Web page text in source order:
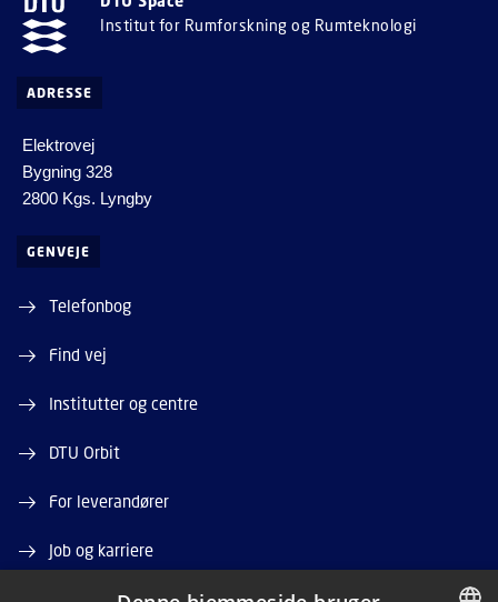
Institut for Rumforskning og Rumteknologi
ADRESSE
Elektrovej
Bygning 328
2800 Kgs. Lyngby
GENVEJE
Telefonbog
Find vej
Institutter og centre
DTU Orbit
For leverandører
Job og karriere